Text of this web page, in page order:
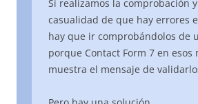
Si realizamos la comprobación
casualidad de que hay errores
hay que ir comprobándolos de
porque Contact Form 7 en esos
muestra el mensaje de